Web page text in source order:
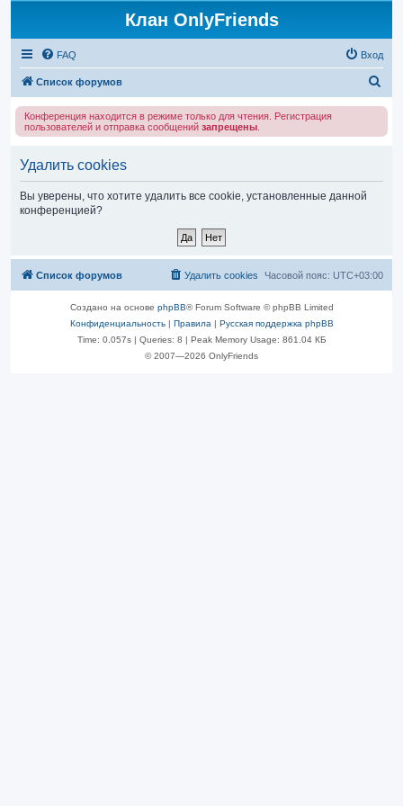
Клан OnlyFriends
FAQ Вход
Список форумов
Конференция находится в режиме только для чтения. Регистрация
пользователей и отправка сообщений запрещены
Удалить cookies
Вы уверены, что хотите удалить все cookie, установленные данной
конференцией?
Список форумов Часовой пояс: UTC+03:00
Удалить cookies
Создано на основе phpBB® Forum Software © phpBB Limited
Конфиденциальность| Правила | Русская поддержка phpBB
Time: 0.057s| Queries: 8 | Peak Memory Usage: 861.04 КБ
© 2007—2026 OnlyFriends